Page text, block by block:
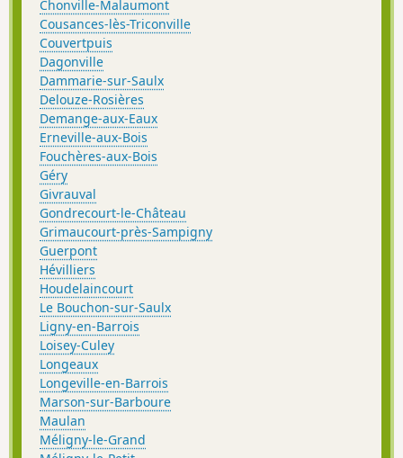
Chonville-Malaumont
Cousances-lès-Triconville
Couvertpuis
Dagonville
Dammarie-sur-Saulx
Delouze-Rosières
Demange-aux-Eaux
Erneville-aux-Bois
Fouchères-aux-Bois
Géry
Givrauval
Gondrecourt-le-Château
Grimaucourt-près-Sampigny
Guerpont
Hévilliers
Houdelaincourt
Le Bouchon-sur-Saulx
Ligny-en-Barrois
Loisey-Culey
Longeaux
Longeville-en-Barrois
Marson-sur-Barboure
Maulan
Méligny-le-Grand